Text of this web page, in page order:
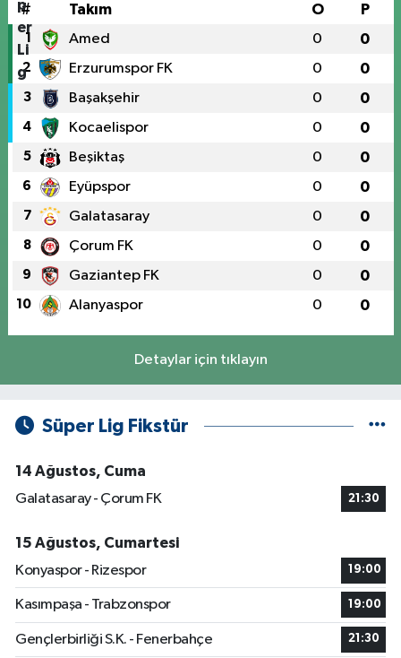
# Takım O P
1 Amed 0 0
2 Erzurumspor FK 0 0
3 Başakşehir 0 0
4 Kocaelispor 0 0
5 Beşiktaş 0 0
6 Eyüpspor 0 0
7 Galatasaray 0 0
8 Çorum FK 0 0
9 Gaziantep FK 0 0
10 Alanyaspor 0 0
Detaylar için tıklayın
Süper Lig Fikstür
14 Ağustos, Cuma
Galatasaray - Çorum FK
21:30
15 Ağustos, Cumartesi
Konyaspor - Rizespor
19:00
Kasımpaşa - Trabzonspor 19:00
Gençlerbirliği S.K. - Fenerbahçe 21:30